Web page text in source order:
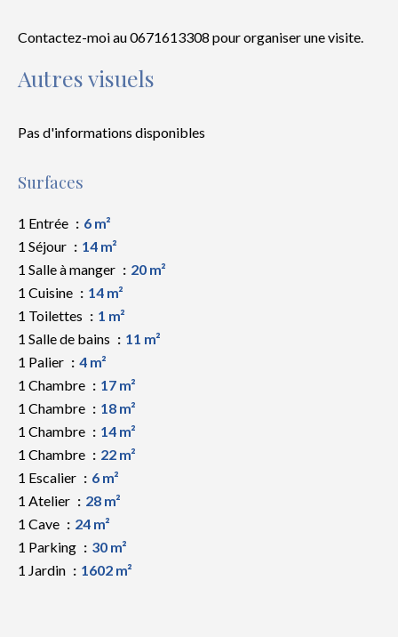
Contactez-moi au 0671613308 pour organiser une visite.
Autres visuels
Pas d'informations disponibles
Surfaces
1 Entrée
6 m²
1 Séjour
14 m²
1 Salle à manger
20 m²
1 Cuisine
14 m²
1 Toilettes
1 m²
1 Salle de bains
11 m²
1 Palier
4 m²
1 Chambre
17 m²
1 Chambre
18 m²
1 Chambre
14 m²
1 Chambre
22 m²
1 Escalier
6 m²
1 Atelier
28 m²
1 Cave
24 m²
1 Parking
30 m²
1 Jardin
1602 m²